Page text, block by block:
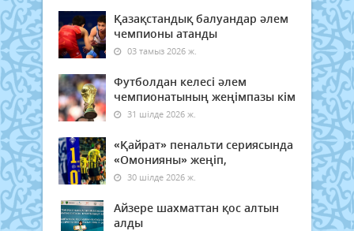
Қазақстандық балуандар әлем
чемпионы атанды
03 тамыз 2026 ж.
Футболдан келесі әлем
чемпионатының жеңімпазы кім
31 шілде 2026 ж.
«Қайрат» пенальти сериясында
«Омонияны» жеңіп,
30 шілде 2026 ж.
Айзере шахматтан қос алтын
алды